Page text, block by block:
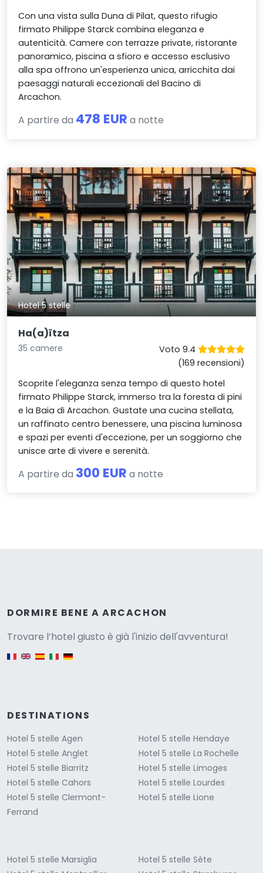
Con una vista sulla Duna di Pilat, questo rifugio
firmato Philippe Starck combina eleganza e
autenticità. Camere con terrazze private, ristorante
panoramico, piscina a sfioro e accesso esclusivo
alla spa offrono un'esperienza unica, arricchita dai
paesaggi naturali eccezionali del Bacino di
Arcachon.
A partire da 478 EUR a notte
Hotel 5 stelle
Ha(a)ïtza
35 camere
Voto 9.4
(169 recensioni)
Scoprite l'eleganza senza tempo di questo hotel
firmato Philippe Starck, immerso tra la foresta di pini
e la Baia di Arcachon. Gustate una cucina stellata,
un raffinato centro benessere, una piscina luminosa
e spazi per eventi d'eccezione, per un soggiorno che
unisce arte di vivere e serenità.
A partire da 300 EUR a notte
DORMIRE BENE A ARCACHON
Trovare l’hotel giusto è già l'inizio dell'avventura!
DESTINATIONS
Hotel 5 stelle Agen
Hotel 5 stelle Anglet
Hotel 5 stelle Biarritz
Hotel 5 stelle Cahors
Hotel 5 stelle Clermont-
Ferrand
Hotel 5 stelle Hendaye
Hotel 5 stelle La Rochelle
Hotel 5 stelle Limoges
Hotel 5 stelle Lourdes
Hotel 5 stelle Lione
Hotel 5 stelle Marsiglia
Hotel 5 stelle Sète